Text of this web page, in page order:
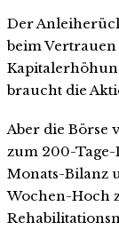
Der
beim
braucht die
Aber die Börse
zum 200-
Monats-Bilanz
Wochen-Hoch